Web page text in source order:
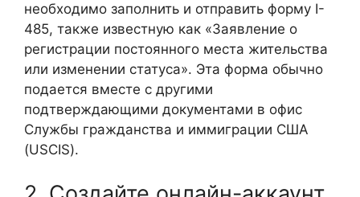
необходимо заполнить и отправить форму I-
485, также известную как «Заявление о
регистрации постоянного места жительства
или изменении статуса». Эта форма обычно
подается вместе с другими
подтверждающими документами в офис
Службы гражданства и иммиграции США
(USCIS).